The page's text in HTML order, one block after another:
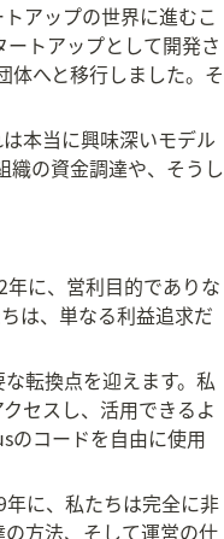
アップの世界に進むこ
トアップとして開発さ
体へと移行しました。そ
本当に興味深いモデル
織の資金調達や、そうし
に、営利目的でありな
は、単なる利益追求だ
転換点を迎えます。私
セスし、活用できるよ
のコードを自由に使用
に、私たちは完全に非
方法、そして運営の仕